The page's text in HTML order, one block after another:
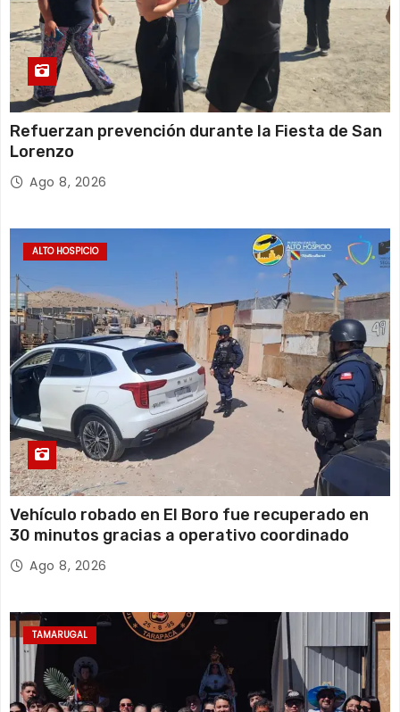
Refuerzan prevención durante la Fiesta de San
Lorenzo
Ago 8, 2026
ALTO HOSPICIO
Vehículo robado en El Boro fue recuperado en
30 minutos gracias a operativo coordinado
Ago 8, 2026
TAMARUGAL